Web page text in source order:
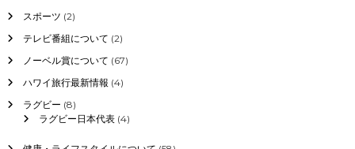
スポーツ (2)
テレビ番組について (2)
ノーベル賞について (67)
ハワイ旅行最新情報 (4)
ラグビー (8)
ラグビー日本代表(4)